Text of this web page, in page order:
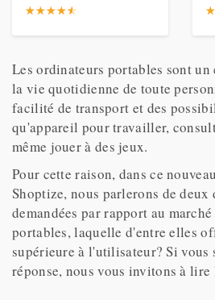
6 (802.11ax) macOS
☆☆☆☆☆
★★★★★
6
☆
★
Les ordinateurs portables sont un
la vie quotidienne de toute
facilité de transport et des
qu'appareil pour travailler,
même jouer à des jeux.
Pour cette raison, dans ce
Shoptize, nous parlerons de deux
demandées par rapport au
portables, laquelle d'entre elles
supérieure à l'utilisateur? Si
réponse, nous vous invitons à